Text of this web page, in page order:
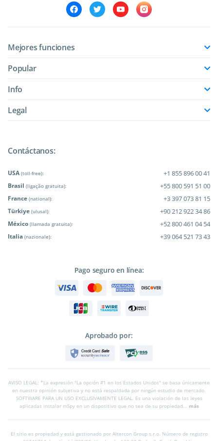
Mejores funciones
Popular
Info
Legal
Contáctanos:
USA (toll-free): +1 855 896 00 41
Brasil (ligação gratuita): +55 800 591 51 00
France (national): +3 397 073 81 15
Türkiye (ulusal): +90 212 922 34 86
México (llamada gratuita): +52 800 461 04 54
Italia (nazionale): +39 064 521 73 43
Pago seguro en línea:
Aprobado por:
AVISO LEGAL: *La expresión "La opción #1 en los Estados Unidos" se basa únicamente
en nuestra opinión subjetiva y no está respaldada por ningún estudio de mercado.
SOFTWARE PARA UN USO EXCLUSIVAMENTE LEGAL. Es una violación de las leyes
aplicadas instalar mSpy en un dispositivo que no sea de su propiedad... más
El sitio es propiedad y está gestionado por Altercon Group s.r.o. Número de registro